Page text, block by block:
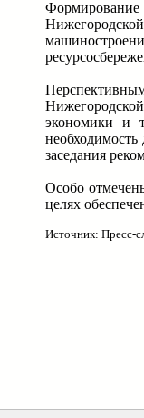
Формирование
экономики и
заседания
Особо
целях
Источник: Пресс-